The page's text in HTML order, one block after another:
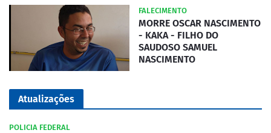
FALECIMENTO
MORRE OSCAR NASCIMENTO
- KAKA - FILHO DO
SAUDOSO SAMUEL
NASCIMENTO
Atualizações
POLICIA FEDERAL